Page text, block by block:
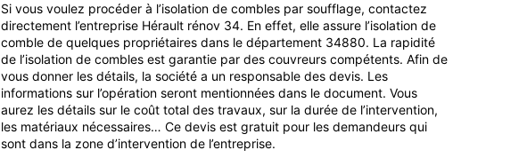
Si vous voulez procéder à l’isolation de combles par soufflage, contactez
directement l’entreprise Hérault rénov 34. En effet, elle assure l’isolation de
comble de quelques propriétaires dans le département 34880. La rapidité
de l’isolation de combles est garantie par des couvreurs compétents. Afin de
vous donner les détails, la société a un responsable des devis. Les
informations sur l’opération seront mentionnées dans le document. Vous
aurez les détails sur le coût total des travaux, sur la durée de l’intervention,
les matériaux nécessaires… Ce devis est gratuit pour les demandeurs qui
sont dans la zone d’intervention de l’entreprise.